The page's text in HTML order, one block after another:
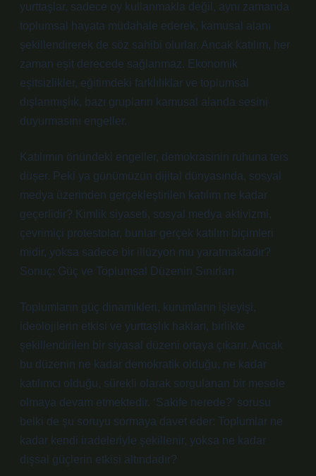
yurttaşlar, sadece oy kullanmakla değil, aynı zamanda
toplumsal hayata müdahale ederek, kamusal alanı
şekillendirerek de söz sahibi olurlar. Ancak katılım, her
zaman eşit derecede sağlanmaz. Ekonomik
eşitsizlikler, eğitimdeki farklılıklar ve toplumsal
dışlanmışlık, bazı grupların kamusal alanda sesini
duyurmasını engeller.
Katılımın önündeki engeller, demokrasinin ruhuna ters
düşer. Peki ya günümüzün dijital dünyasında, sosyal
medya üzerinden gerçekleştirilen katılım ne kadar
geçerlidir? Kimlik siyaseti, sosyal medya aktivizmi,
çevrimiçi protestolar, bunlar gerçek katılım biçimleri
midir, yoksa sadece bir illüzyon mu yaratmaktadır?
Sonuç: Güç ve Toplumsal Düzenin Sınırları
Toplumların güç dinamikleri, kurumların işleyişi,
ideolojilerin etkisi ve yurttaşlık hakları, birlikte
şekillendirilen bir siyasal düzeni ortaya çıkarır. Ancak
bu düzenin ne kadar demokratik olduğu, ne kadar
katılımcı olduğu, sürekli olarak sorgulanan bir mesele
olmaya devam etmektedir. ‘Sakife nerede?’ sorusu
belki de şu soruyu sormaya davet eder: Toplumlar ne
kadar kendi iradeleriyle şekillenir, yoksa ne kadar
dışsal güçlerin etkisi altındadır?